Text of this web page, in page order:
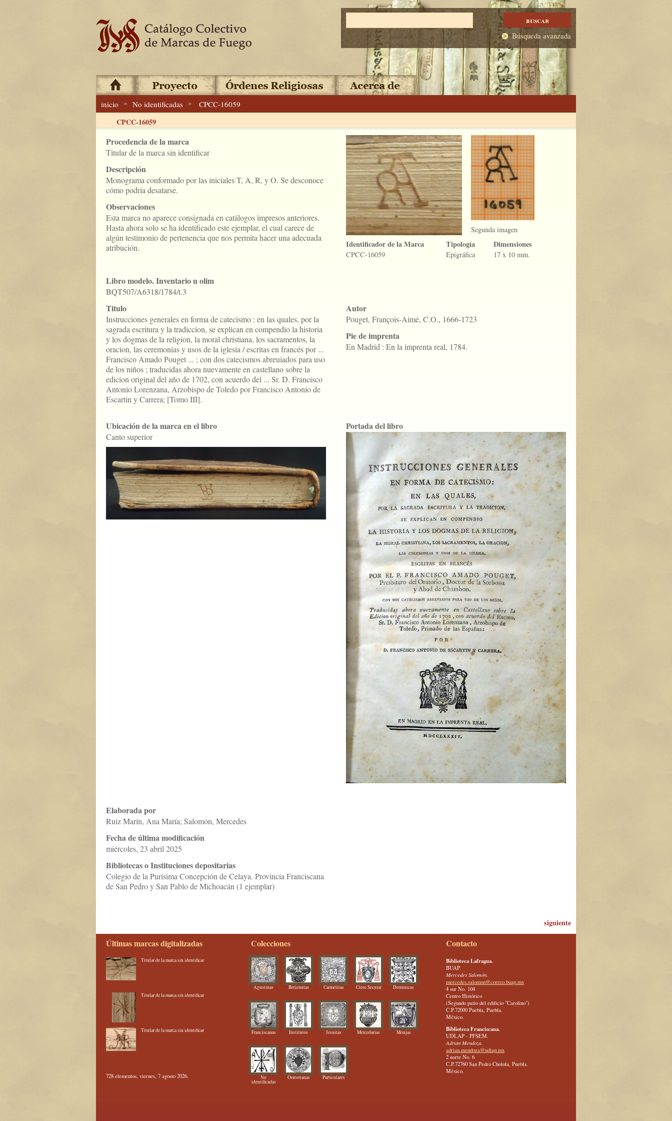
Búsqueda avanzada
inicio » No identificadas » CPCC-16059
CPCC-16059
Procedencia de la marca
Titular de la marca sin identificar
Descripción
Monograma conformado por las iniciales T, A, R, y O. Se desconoce
cómo podría desatarse.
Observaciones
Esta marca no aparece consignada en catálogos impresos anteriores.
Hasta ahora solo se ha identificado este ejemplar, el cual carece de
algún testimonio de pertenencia que nos permita hacer una adecuada
atribución.
Segunda imagen
Identificador de la Marca
CPCC-16059
Tipología
Epigráfica
Dimensiones
17 x 10 mm.
Libro modelo. Inventario u olim
BQT507/A6318/1784/t.3
Titulo
Instrucciones generales en forma de catecismo : en las quales, por la
sagrada escritura y la tradiccion, se explican en compendio la historia
y los dogmas de la religion, la moral christiana, los sacramentos, la
oracion, las ceremonias y usos de la iglesia / escritas en francés por ...
Francisco Amado Pouget ... ; con dos catecismos abreuiados para uso
de los niños ; traducidas ahora nuevamente en castellano sobre la
edicion original del año de 1702, con acuerdo del ... Sr. D. Francisco
Antonio Lorenzana, Arzobispo de Toledo por Francisco Antonio de
Escartin y Carrera; [Tomo III].
Autor
Pouget, François-Aimé, C.O., 1666-1723
Pie de imprenta
En Madrid : En la imprenta real, 1784.
Ubicación de la marca en el libro
Canto superior
Portada del libro
Elaborada por
Ruiz Marín, Ana María; Salomón, Mercedes
Fecha de última modificación
miércoles, 23 abril 2025
Bibliotecas o Instituciones depositarias
Colegio de la Purísima Concepción de Celaya. Provincia Franciscana
de San Pedro y San Pablo de Michoacán (1 ejemplar)
siguiente
Últimas marcas digitalizadas
Titular de la marca sin identificar
Titular de la marca sin identificar
Titular de la marca sin identificar
728 elementos, viernes, 7 agosto 2026.
Colecciones
Agustinas Betlemitas Carmelitas Clero Secular Dominicas
Franciscanas Institutos Jesuitas Mercedarias Monjas
No
identificadas
Oratorianas Particulares
Contacto
Biblioteca Lafragua.
BUAP.
Mercedes Salomón.
mercedes.salomon@correo.buap.mx
4 sur No. 104
Centro Histórico
(Segundo patio del edificio "Carolino")
C.P.72000 Puebla, Puebla.
México.
Biblioteca Franciscana.
UDLAP - PFSEM.
Adrian Mendoza.
adrian.mendoza@udlap.mx
2 norte No. 6
C.P.72760 San Pedro Cholula, Puebla.
México.